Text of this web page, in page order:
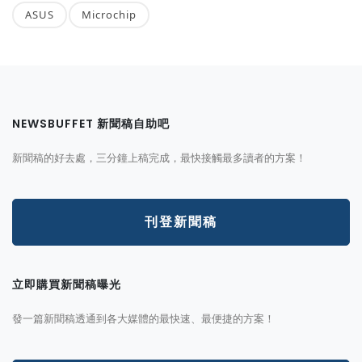
ASUS Microchip
NEWSBUFFET 新聞稿自助吧
新聞稿的好去處，三分鐘上稿完成，最快接觸最多讀者的方案！
刊登新聞稿
立即購買新聞稿曝光
發一篇新聞稿透通到各大媒體的最快速、最便捷的方案！